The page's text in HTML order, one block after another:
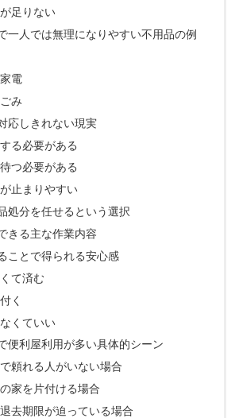
足りない
一人では無理になりやすい不用品の例
電
み
応しきれない現実
る必要がある
つ必要がある
止まりやすい
処分を任せるという選択
きる主な作業内容
ことで得られる安心感
て済む
く
くていい
便利屋利用が多い具体的シーン
頼れる人がいない場合
家を片付ける場合
去期限が迫っている場合